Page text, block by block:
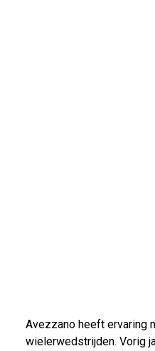
Avezzano heeft ervaring
wielerwedstrijden. Vorig